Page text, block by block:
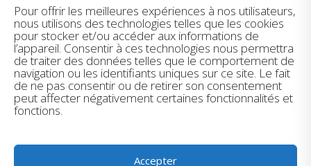
Pour offrir les meilleures expériences à nos utilisateurs,
nous utilisons des technologies telles que les cookies
pour stocker et/ou accéder aux informations de
l’appareil. Consentir à ces technologies nous permettra
de traiter des données telles que le comportement de
navigation ou les identifiants uniques sur ce site. Le fait
de ne pas consentir ou de retirer son consentement
peut affecter négativement certaines fonctionnalités et
fonctions.
Accepter
Facebook
Instagram
Youtube
LinkedIn